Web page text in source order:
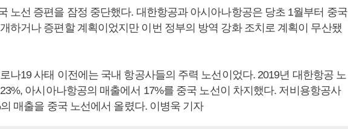
노선 증편을 잠정 중단했다. 대한항공과 아시아나항공은 당초 1월부터 중국
하거나 증편할 계획이었지만 이번 정부의 방역 강화 조치로 계획이 무산됐
나19 사태 이전에는 국내 항공사들의 주력 노선이었다. 2019년 대한항공 노
아시아나항공의 매출에서 17%를 중국 노선이 차지했다. 저비용항공사
매출을 중국 노선에서 올렸다. 이병욱 기자